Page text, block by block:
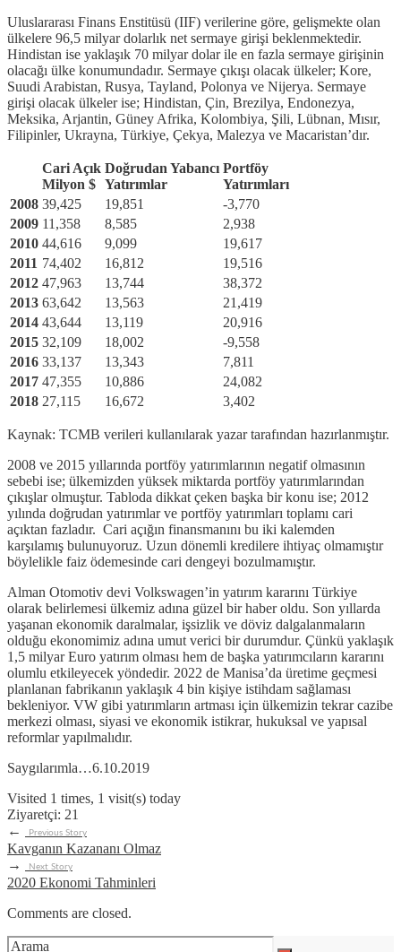
Uluslararası Finans Enstitüsü (IIF) verilerine göre, gelişmekte olan
ülkelere 96,5 milyar dolarlık net sermaye girişi beklenmektedir.
Hindistan ise yaklaşık 70 milyar dolar ile en fazla sermaye girişinin
olacağı ülke konumundadır. Sermaye çıkışı olacak ülkeler; Kore,
Suudi Arabistan, Rusya, Tayland, Polonya ve Nijerya. Sermaye
girişi olacak ülkeler ise; Hindistan, Çin, Brezilya, Endonezya,
Meksika, Arjantin, Güney Afrika, Kolombiya, Şili, Lübnan, Mısır,
Filipinler, Ukrayna, Türkiye, Çekya, Malezya ve Macaristan’dır.
Cari Açık
Milyon $
Doğrudan Yabancı
Yatırımlar
Portföy
Yatırımları
2008 39,425 19,851
-3,770
2009 11,358 8,585
2,938
2010 44,616 9,099
19,617
2011 74,402 16,812
19,516
2012 47,963 13,744
38,372
2013 63,642 13,563
21,419
2014 43,644 13,119
20,916
2015 32,109 18,002
-9,558
2016 33,137 13,343
7,811
2017 47,355 10,886
24,082
2018 27,115 16,672 3,402
Kaynak: TCMB verileri kullanılarak yazar tarafından hazırlanmıştır.
2008 ve 2015 yıllarında portföy yatırımlarının negatif olmasının
sebebi ise; ülkemizden yüksek miktarda portföy yatırımlarından
çıkışlar olmuştur. Tabloda dikkat çeken başka bir konu ise; 2012
yılında doğrudan yatırımlar ve portföy yatırımları toplamı cari
açıktan fazladır. Cari açığın finansmanını bu iki kalemden
karşılamış bulunuyoruz. Uzun dönemli kredilere ihtiyaç olmamıştır
böylelikle faiz ödemesinde cari dengeyi bozulmamıştır.
Alman Otomotiv devi Volkswagen’in yatırım kararını Türkiye
olarak belirlemesi ülkemiz adına güzel bir haber oldu. Son yıllarda
yaşanan ekonomik daralmalar, işsizlik ve döviz dalgalanmaların
olduğu ekonomimiz adına umut verici bir durumdur. Çünkü yaklaşık
1,5 milyar Euro yatırım olması hem de başka yatırımcıların kararını
olumlu etkileyecek yöndedir. 2022 de Manisa’da üretime geçmesi
planlanan fabrikanın yaklaşık 4 bin kişiye istihdam sağlaması
bekleniyor. VW gibi yatırımların artması için ülkemizin tekrar cazibe
merkezi olması, siyasi ve ekonomik istikrar, hukuksal ve yapısal
reformlar yapılmalıdır.
Saygılarımla…6.10.2019
Visited 1 times, 1 visit(s) today
Ziyaretçi: 21
←
Previous Story
Kavganın Kazananı Olmaz
→
Next Story
2020 Ekonomi Tahminleri
Comments are closed.